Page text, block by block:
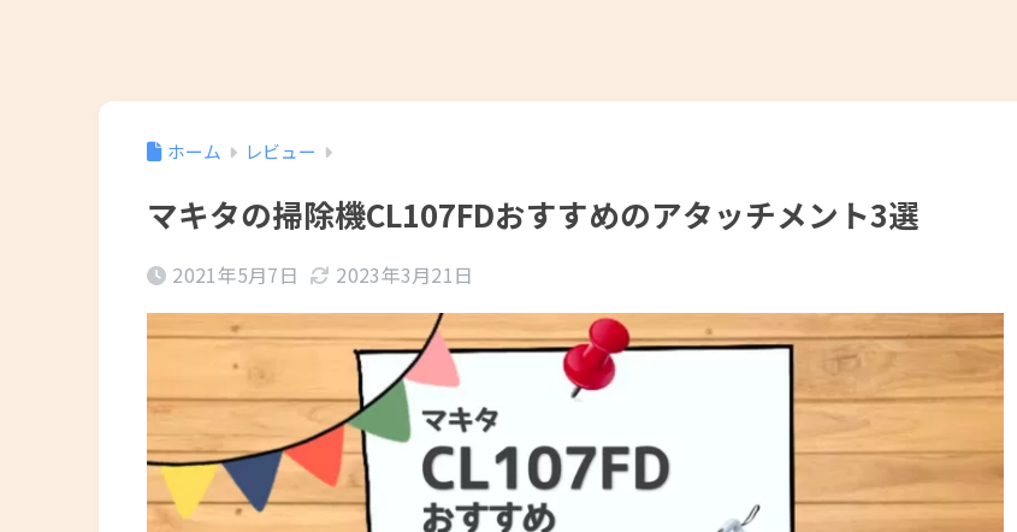
ホーム レビュー
マキタの掃除機CL107FDおすすめのアタッチメント3選
2021年5月7日 2023年3月21日